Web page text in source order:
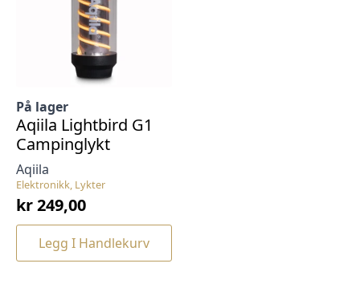
Elektronikk, Lykter
Aqiila
På lager
Aqiila Lightbird G1
Campinglykt
kr249,00
Legg I Handlekurv